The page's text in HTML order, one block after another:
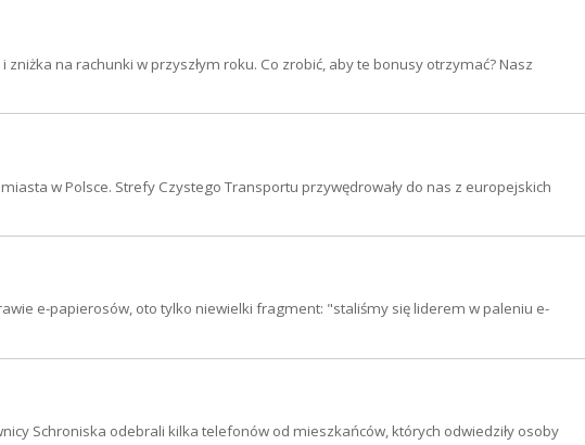
na rachunki w przyszłym roku. Co zrobić, aby te bonusy otrzymać? Nasz
w Polsce. Strefy Czystego Transportu przywędrowały do nas z europejskich
e-papierosów, oto tylko niewielki fragment: "staliśmy się liderem w paleniu e-
Schroniska odebrali kilka telefonów od mieszkańców, których odwiedziły osoby